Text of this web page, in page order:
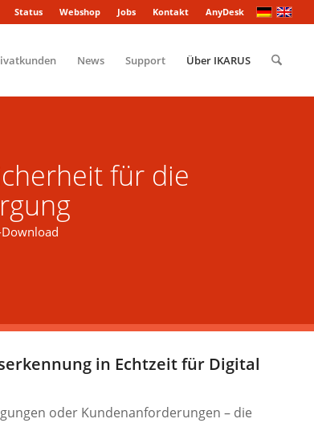
Status Webshop Jobs Kontakt AnyDesk
News Support Über IKARUS
für die
in Echtzeit für Digital
oder Kundenanforderungen – die